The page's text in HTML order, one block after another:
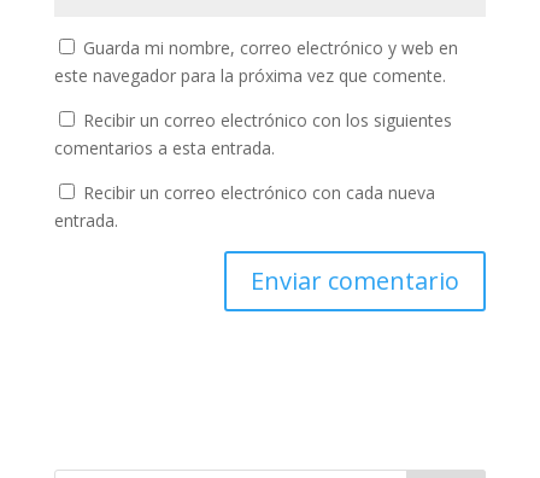
Guarda mi nombre, correo electrónico y web en
este navegador para la próxima vez que comente.
Recibir un correo electrónico con los siguientes
comentarios a esta entrada.
Recibir un correo electrónico con cada nueva
entrada.